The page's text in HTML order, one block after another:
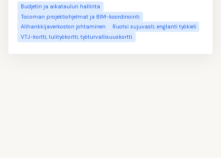
Budjetin ja aikataulun hallinta
Tocoman projektiohjelmat ja BIM-koordinointi
Alihankkijaverkoston johtaminen
Ruotsi sujuvasti, englanti työkieli
VTJ-kortti, tulityökortti, työturvallisuuskortti